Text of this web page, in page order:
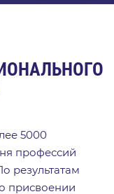
5000
профессий
результатам
присвоении